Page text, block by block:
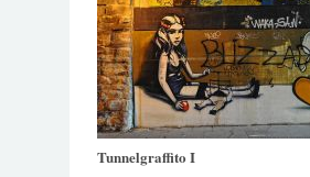
Tunnelgraffito I